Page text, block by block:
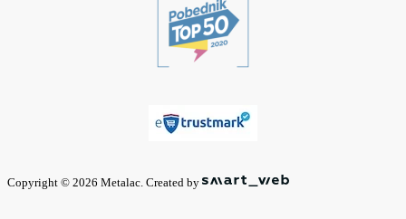
Copyright © 2026 Metalac. Created by